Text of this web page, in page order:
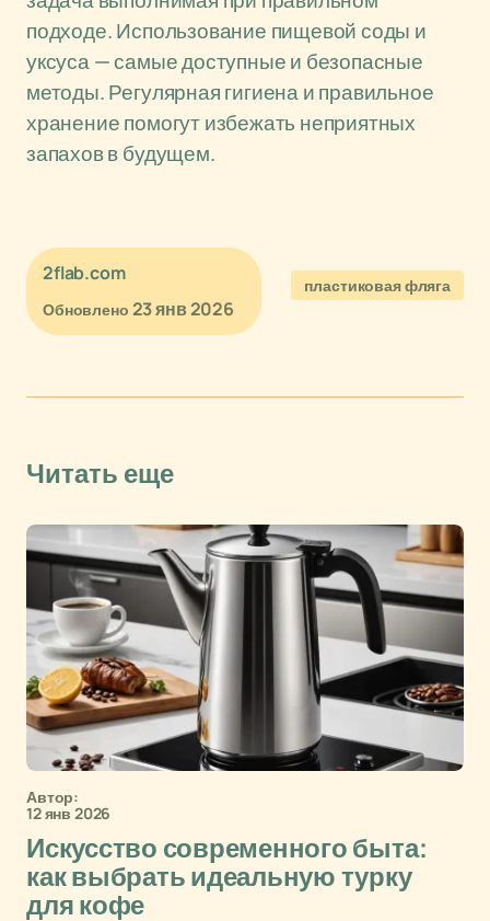
подходе. Использование пищевой соды и
уксуса — самые доступные и безопасные
методы. Регулярная гигиена и правильное
хранение помогут избежать неприятных
запахов в будущем.
2flab.com
Обновлено 23 янв 2026
пластиковая фляга
Читать еще
Автор:
12 янв 2026
Искусство современного быта:
как выбрать идеальную турку
для кофе